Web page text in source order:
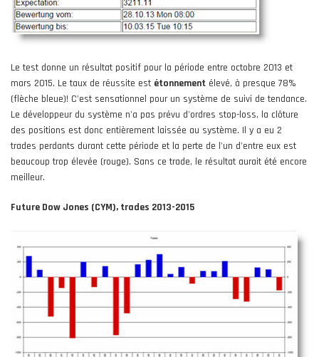
Le test donne un résultat positif pour la période entre octobre 2013 et
mars 2015. Le taux de réussite est étonnement élevé, à presque 78%
(flèche bleue)! C'est sensationnel pour un système de suivi de tendance.
Le développeur du système n'a pas prévu d'ordres stop-loss, la clôture
des positions est donc entièrement laissée au système. Il y a eu 2
trades perdants durant cette période et la perte de l'un d'entre eux est
beaucoup trop élevée (rouge). Sans ce trade, le résultat aurait été encore
meilleur.
Future Dow Jones (CYM), trades 2013-2015